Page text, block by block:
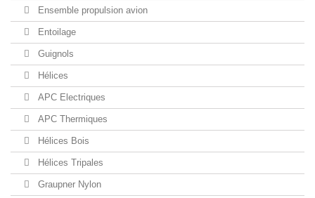
Ensemble propulsion avion
Entoilage
Guignols
Hélices
APC Electriques
APC Thermiques
Hélices Bois
Hélices Tripales
Graupner Nylon